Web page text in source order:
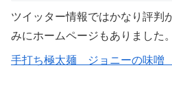
ツイッター情報ではかなり評判
みにホームページもありました。
手打ち極太麺 ジョニーの味噌